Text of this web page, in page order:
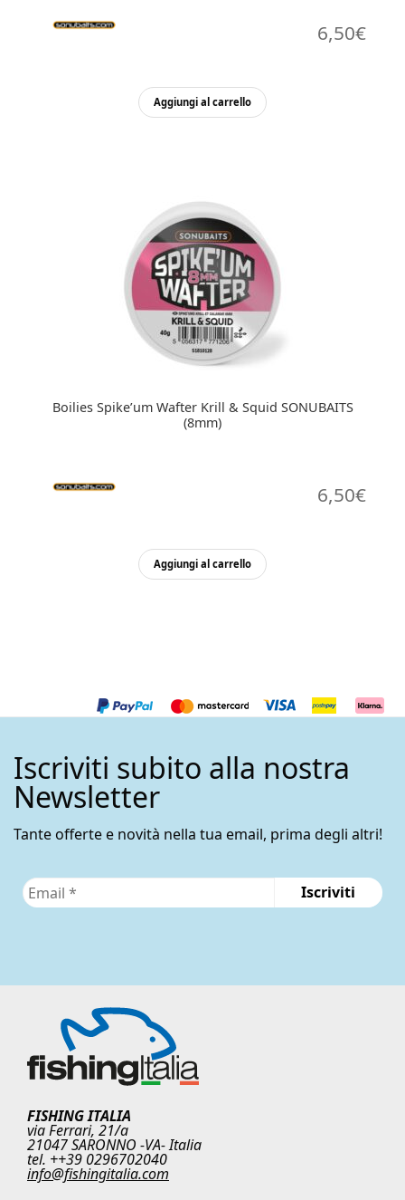
6,50€
Aggiungi al carrello
Boilies Spike’um Wafter Krill & Squid SONUBAITS
(8mm)
6,50€
Aggiungi al carrello
Iscriviti subito alla nostra
Newsletter
Tante offerte e novità nella tua email, prima degli altri!
FISHING ITALIA
via Ferrari, 21/a
21047 SARONNO -VA- Italia
tel. ++39 0296702040
info@fishingitalia.com